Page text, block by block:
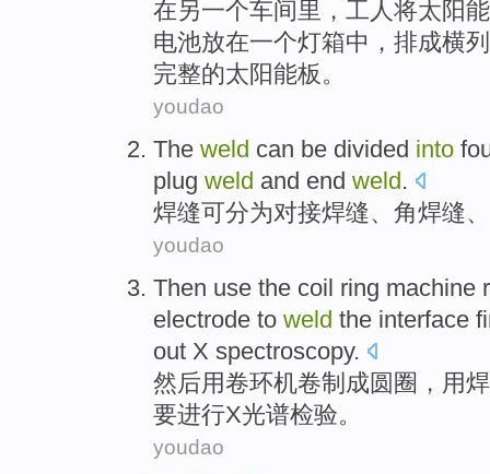
在另一个车间里 ， 工人将太阳能
电池放在一个灯箱中， 排成横列
完整的太阳能板 。
youdao
The weld can be divided into
plug weld and end weld.
焊缝可分为对接焊缝、 角焊缝、
youdao
Then use the coil ring machine
electrode to weld the interface
out X spectroscopy.
然后用 卷环机卷制成圆圈 ， 用
要进行X光谱检验。
youdao